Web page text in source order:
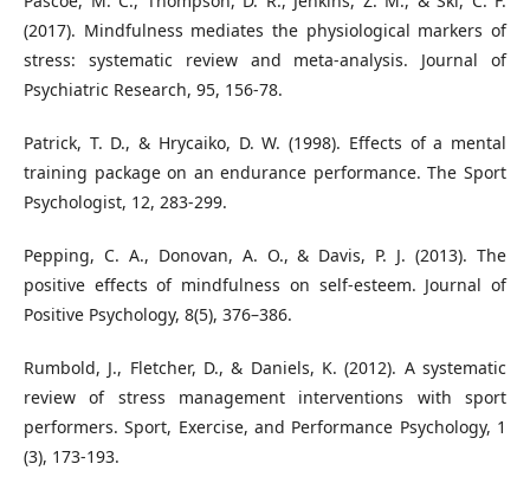
(2017). Mindfulness mediates the physiological markers of
stress: systematic review and meta-analysis. Journal of
Psychiatric Research, 95, 156-78.
Patrick, T. D., & Hrycaiko, D. W. (1998). Effects of a mental
training package on an endurance performance. The Sport
Psychologist, 12, 283-299.
Pepping, C. A., Donovan, A. O., & Davis, P. J. (2013). The
positive effects of mindfulness on self-esteem. Journal of
Positive Psychology, 8(5), 376–386.
Rumbold, J., Fletcher, D., & Daniels, K. (2012). A systematic
review of stress management interventions with sport
performers. Sport, Exercise, and Performance Psychology, 1
(3), 173-193.